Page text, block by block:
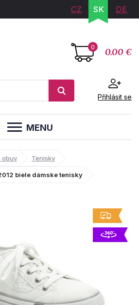
CZ SK DE
0 0.00 €
Přihlásit se
MENU
obuv Tenisky
biele dámske tenisky